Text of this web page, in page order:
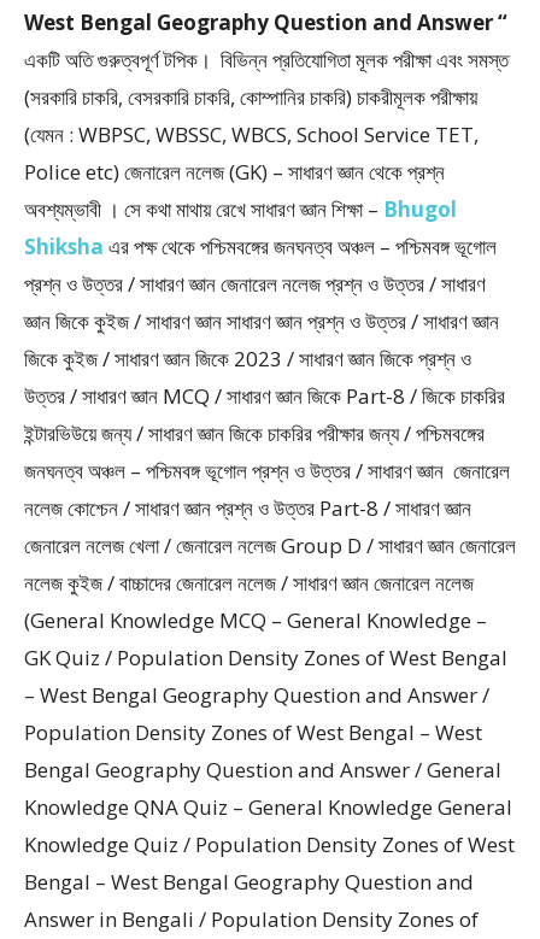
West Bengal Geography Question and Answer “
একটি অতি গুরুত্বপূর্ণ টপিক। বিভিন্ন প্রতিযোগিতা মূলক পরীক্ষা এবং সমস্ত
(সরকারি চাকরি, বেসরকারি চাকরি, কোম্পানির চাকরি) চাকরীমূলক পরীক্ষায়
(যেমন : WBPSC, WBSSC, WBCS, School Service TET,
Police etc) জেনারেল নলেজ (GK) – সাধারণ জ্ঞান থেকে প্রশ্ন
অবশ্যম্ভাবী । সে কথা মাথায় রেখে সাধারণ জ্ঞান শিক্ষা – Bhugol
Shiksha এর পক্ষ থেকে পশ্চিমবঙ্গের জনঘনত্ব অঞ্চল – পশ্চিমবঙ্গ ভূগোল
প্রশ্ন ও উত্তর / সাধারণ জ্ঞান জেনারেল নলেজ প্রশ্ন ও উত্তর / সাধারণ
জ্ঞান জিকে কুইজ / সাধারণ জ্ঞান সাধারণ জ্ঞান প্রশ্ন ও উত্তর / সাধারণ জ্ঞান
জিকে কুইজ / সাধারণ জ্ঞান জিকে 2023 / সাধারণ জ্ঞান জিকে প্রশ্ন ও
উত্তর / সাধারণ জ্ঞান MCQ / সাধারণ জ্ঞান জিকে Part-8 / জিকে চাকরির
ইন্টারভিউয়ে জন্য / সাধারণ জ্ঞান জিকে চাকরির পরীক্ষার জন্য / পশ্চিমবঙ্গের
জনঘনত্ব অঞ্চল – পশ্চিমবঙ্গ ভূগোল প্রশ্ন ও উত্তর / সাধারণ জ্ঞান জেনারেল
নলেজ কোশ্চেন / সাধারণ জ্ঞান প্রশ্ন ও উত্তর Part-8 / সাধারণ জ্ঞান
জেনারেল নলেজ খেলা / জেনারেল নলেজ Group D / সাধারণ জ্ঞান জেনারেল
নলেজ কুইজ / বাচ্চাদের জেনারেল নলেজ / সাধারণ জ্ঞান জেনারেল নলেজ
(General Knowledge MCQ – General Knowledge –
GK Quiz / Population Density Zones of West Bengal
– West Bengal Geography Question and Answer /
Population Density Zones of West Bengal – West
Bengal Geography Question and Answer / General
Knowledge QNA Quiz – General Knowledge General
Knowledge Quiz / Population Density Zones of West
Bengal – West Bengal Geography Question and
Answer in Bengali / Population Density Zones of